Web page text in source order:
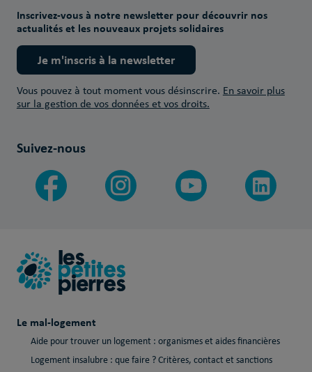
Inscrivez-vous à notre newsletter pour découvrir nos
actualités et les nouveaux projets solidaires
Je m'inscris à la newsletter
Vous pouvez à tout moment vous désinscrire. En savoir plus
sur la gestion de vos données et vos droits.
Suivez-nous
Le mal-logement
Aide pour trouver un logement : organismes et aides financières
Logement insalubre : que faire ? Critères, contact et sanctions